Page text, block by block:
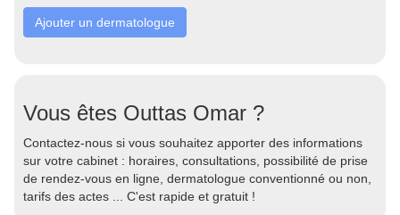
Ajouter un dermatologue
Vous êtes Outtas Omar ?
Contactez-nous si vous souhaitez apporter des informations
sur votre cabinet : horaires, consultations, possibilité de prise
de rendez-vous en ligne, dermatologue conventionné ou non,
tarifs des actes ... C'est rapide et gratuit !